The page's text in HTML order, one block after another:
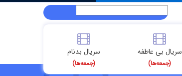
سریال بی عاطفه
(جمعه‌ها)
سریال بدنام
(جمعه‌ها)